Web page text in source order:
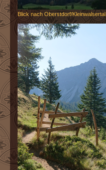
Blick nach Oberstdorf/Kleinwalsertal